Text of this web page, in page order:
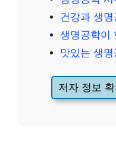
건강과 생명
생명공학이
맛있는 생
저자 정보